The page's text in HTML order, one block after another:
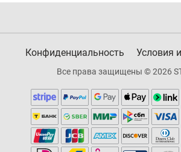
Конфиденциальность Условия
Все права защищены © 2026